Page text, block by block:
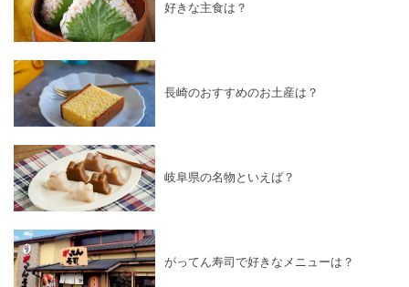
好きな主食は？
長崎のおすすめのお土産は？
岐阜県の名物といえば？
がってん寿司で好きなメニューは？